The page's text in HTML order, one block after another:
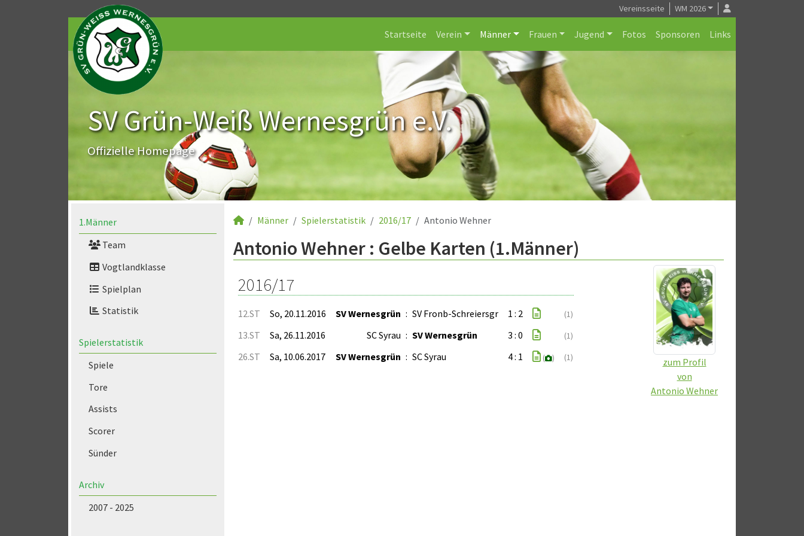
Vereinsseite WM 2026
Startseite Verein Männer Frauen Jugend Fotos Sponsoren Links
SV Grün-Weiß Wernesgrün e.V.
Offizielle Homepage
1.Männer
Team
Vogtlandklasse
Spielplan
Statistik
Spielerstatistik
Spiele
Tore
Assists
Scorer
Sünder
Archiv
2007 - 2025
Männer Spielerstatistik 2016/17 Antonio Wehner
Antonio Wehner : Gelbe Karten (1.Männer)
zum Profil
von
Antonio Wehner
2016/17
12.ST So, 20.11.2016 SV Wernesgrün : SV Fronb-Schreiersgr 1 : 2 (1)
13.ST Sa, 26.11.2016 SC Syrau : SV Wernesgrün 3 : 0 (1)
26.ST Sa, 10.06.2017 SV Wernesgrün : SC Syrau 4 : 1 ( ) (1)